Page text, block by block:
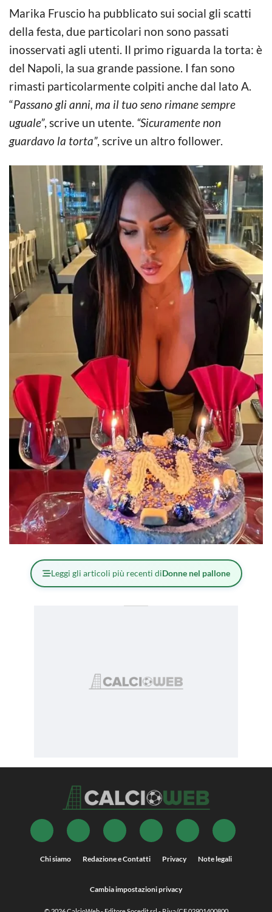
Marika Fruscio ha pubblicato sui social gli scatti
della festa, due particolari non sono passati
inosservati agli utenti. Il primo riguarda la torta: è
del Napoli, la sua grande passione. I fan sono
rimasti particolarmente colpiti anche dal lato A.
“Passano gli anni, ma il tuo seno rimane sempre
uguale”, scrive un utente. “Sicuramente non
guardavo la torta”, scrive un altro follower.
Leggi gli articoli più recenti diDonne nel pallone
Chi siamo Redazione e Contatti Privacy Note legali
Cambia impostazioni privacy